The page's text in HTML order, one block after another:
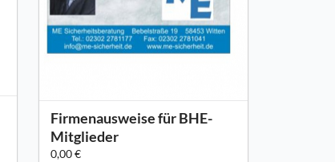
Firmenausweise für BHE-
Mitglieder
0,00 €